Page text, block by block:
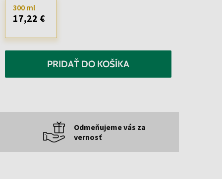
300 ml
17,22 €
PRIDAŤ DO KOŠÍKA
Odmeňujeme vás za
vernosť